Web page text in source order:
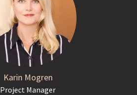
Karin Mogren
Project Manager